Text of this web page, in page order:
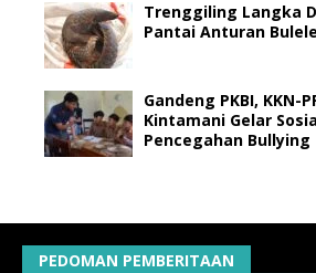
Trenggiling Langka
Pantai Anturan
Gandeng PKBI, KKN-
Kintamani Gelar
Pencegahan Bullying
PEDOMAN PEMBERITAAN